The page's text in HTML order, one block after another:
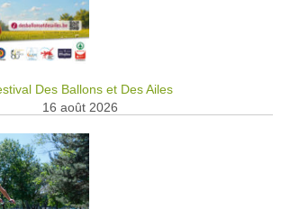
Des Ballons et Des Ailes
16 août 2026